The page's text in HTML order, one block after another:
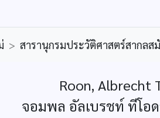
> สารานุกรมประวัติศาสตร์สากลส
Roon, Albrecht
จอมพล อัลเบรชท์ ทีโ